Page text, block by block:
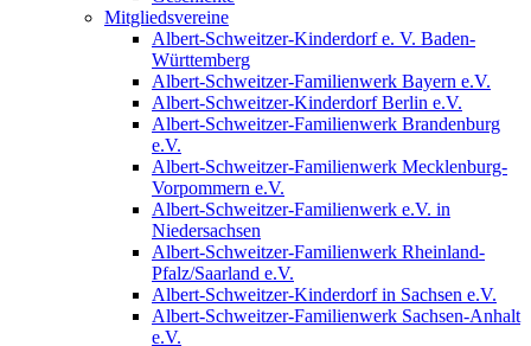
Mitgliedsvereine
Albert-Schweitzer-Kinderdorf e. V. Baden-
Württemberg
Albert-Schweitzer-Familienwerk Bayern e.V.
Albert-Schweitzer-Kinderdorf Berlin e.V.
Albert-Schweitzer-Familienwerk Brandenburg
e.V.
Albert-Schweitzer-Familienwerk Mecklenburg-
Vorpommern e.V.
Albert-Schweitzer-Familienwerk e.V. in
Niedersachsen
Albert-Schweitzer-Familienwerk Rheinland-
Pfalz/Saarland e.V.
Albert-Schweitzer-Kinderdorf in Sachsen e.V.
Albert-Schweitzer-Familienwerk Sachsen-Anhalt
e.V.